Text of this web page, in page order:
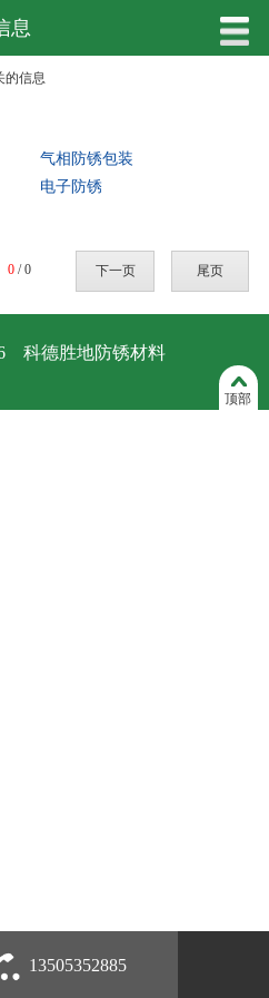
息
的信息
气相防锈包装
电子防锈
0 / 0 下一页 尾页
科德胜地防锈材料
顶部
13505352885